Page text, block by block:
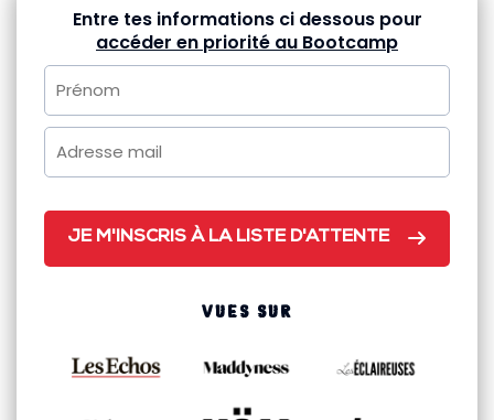
Entre tes informations ci dessous pour
accéder en priorité au Bootcamp
JE M'INSCRIS À LA LISTE D'ATTENTE
VUES SUR